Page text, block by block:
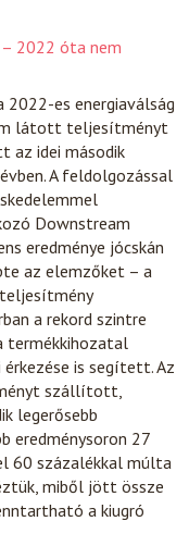
2022 óta nem
2022-es energiaválság
látott teljesítményt
az idei második
A feldolgozással
Downstream
eredménye jócskán
az elemzőket – a
a rekord szintre
termékkihozatal
is segített. Az
szállított,
legerősebb
eredménysoron 27
60 százalékkal múlta
miből jött össze
a kiugró